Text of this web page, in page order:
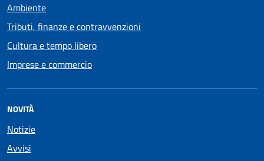
Ambiente
Tributi, finanze e contravvenzioni
Cultura e tempo libero
Imprese e commercio
NOVITÀ
Notizie
Avvisi